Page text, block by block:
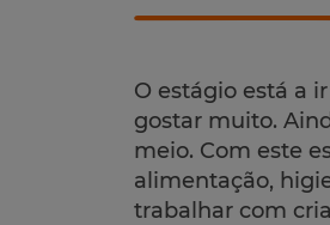
O estágio está a
gostar muito.
meio. Com este
alimentação,
trabalhar com